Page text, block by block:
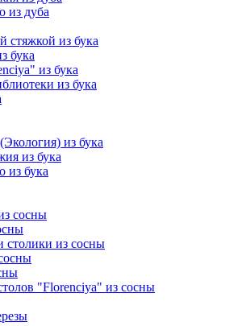
из дуба
стяжкой из бука
бука
из бука
из бука
из бука
из бука
из бука
сосны
из сосны
"Florenciya" из сосны